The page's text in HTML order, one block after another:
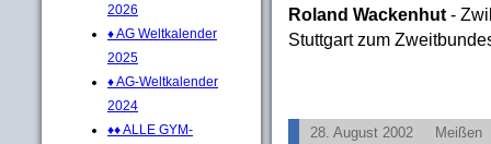
2026
♦ AG Weltkalender
2025
♦ AG-Weltkalender
2024
♦♦ ALLE GYM-
Roland Wackenhut -
Stuttgart zum
28. August 2002 Meißen